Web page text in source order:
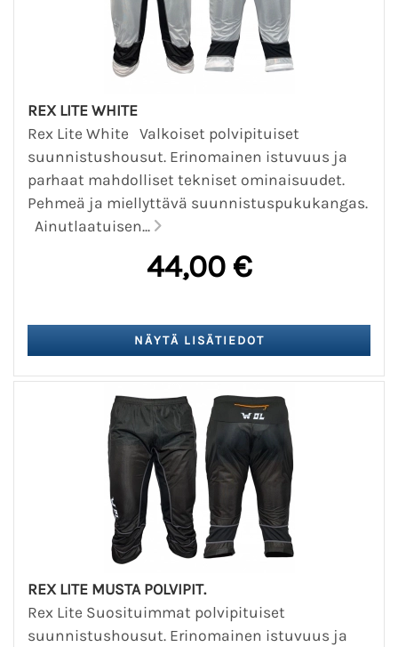
REX LITE WHITE
Rex Lite White Valkoiset polvipituiset
suunnistushousut. Erinomainen istuvuus ja
parhaat mahdolliset tekniset ominaisuudet.
Pehmeä ja miellyttävä suunnistuspukukangas.
Ainutlaatuisen...
44,00 €
REX LITE MUSTA POLVIPIT.
Rex Lite Suosituimmat polvipituiset
suunnistushousut. Erinomainen istuvuus ja